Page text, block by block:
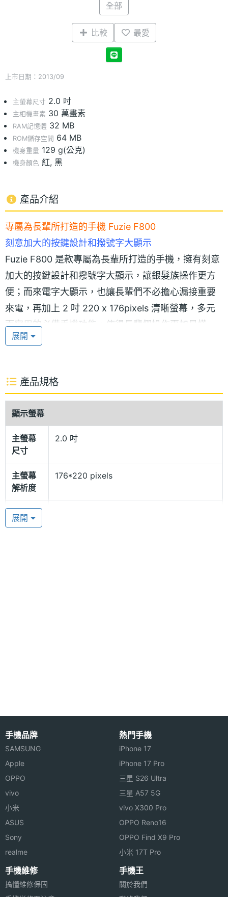
全部
比較 最愛
上市日期：2013/09
主螢幕尺寸 2.0 吋
主相機畫素 30 萬畫素
RAM記憶體 32 MB
ROM儲存空間 64 MB
機身重量 129 g(公克)
機身顏色 紅, 黑
產品介紹
專屬為長輩所打造的手機 Fuzie F800
刻意加大的按鍵設計和撥號字大顯示
Fuzie F800 是款專屬為長輩所打造的手機，擁有刻意
加大的按鍵設計和撥號字大顯示，讓銀髮族操作更方
便；而來電字大顯示，也讓長輩們不必擔心漏接重要
來電，再加上 2 吋 220 x 176pixels 清晰螢幕，多元
而實用的必備手機功能，使得長輩們操作更加易懂、
易用。
Fuzie F800 可支援 GSM 雙卡雙待，提供更方便的手
真的是非常實用而且貼心的設計，無論是運動或外出
走走，都可以輕鬆收聽廣播傳來的好聲音。
貼心且實用的功能
萬畫素相機，內建手電筒、3.5mm 耳機插孔、藍牙、
◎ 內建語音王功能 / 助聽器功能
◎ 內建手電筒、放大鏡、3.5mm 耳機插孔、藍牙
◎ 支援 3GP、MP4 影片播放
◎ 支援 FM 收音機（可直接播放）
◎ 內建 32M RAM / 64M ROM
◎ 可透過 microSD 記憶卡擴充，最高至 8GB 記憶體
容量
※本文為 SOGI 手機王版權所有，未經授權不得轉載使用※
展開
產品規格
顯示螢幕
主螢幕
尺寸
2.0 吋
主螢幕
解析度
176*220 pixels
主螢幕
材質
RAM記
憶體
ROM儲
記憶卡
最大通
話時間
最大待
機時間
展開
手機品牌
SAMSUNG
Apple
OPPO
vivo
小米
ASUS
Sony
realme
熱門手機
iPhone 17
iPhone 17 Pro
三星 S26 Ultra
三星 A57 5G
vivo X300 Pro
OPPO Reno16
OPPO Find X9 Pro
小米 17T Pro
手機維修
搞懂維修保固
手機王
關於我們